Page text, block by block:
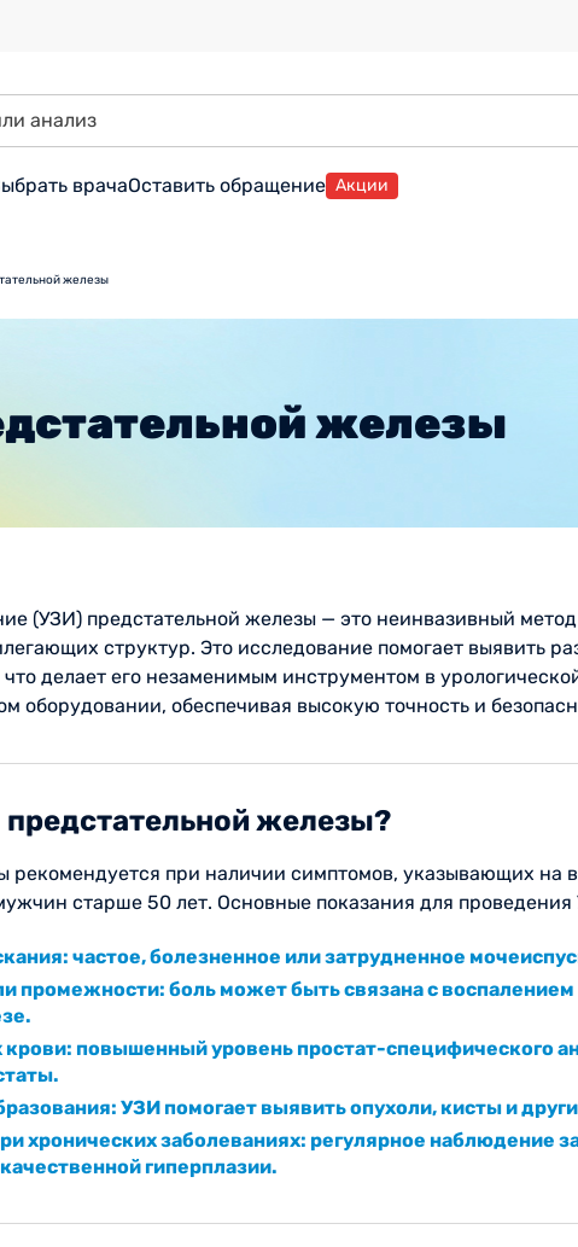
врачаОставить обращение Акции
железы
железы
(УЗИ) предстательной железы — это неинвазивный
структур. Это исследование помогает выявить
делает его незаменимым инструментом в
оборудовании, обеспечивая высокую точность и
железы?
рекомендуется при наличии симптомов, указывающих на
старше 50 лет. Основные показания для
частое, болезненное или затрудненное
промежности: боль может быть связана с
крови: повышенный уровень простат-специфического
УЗИ помогает выявить опухоли, кисты и
хронических заболеваниях: регулярное наблюдение
гиперплазии.